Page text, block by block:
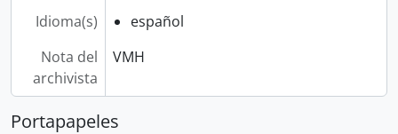
Idioma(s)
español
Nota del
archivista
VMH
Portapapeles